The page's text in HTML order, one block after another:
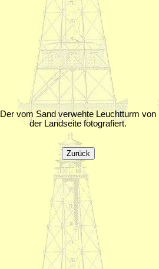
Der vom Sand verwehte Leuchtturm von
der Landseite fotografiert.